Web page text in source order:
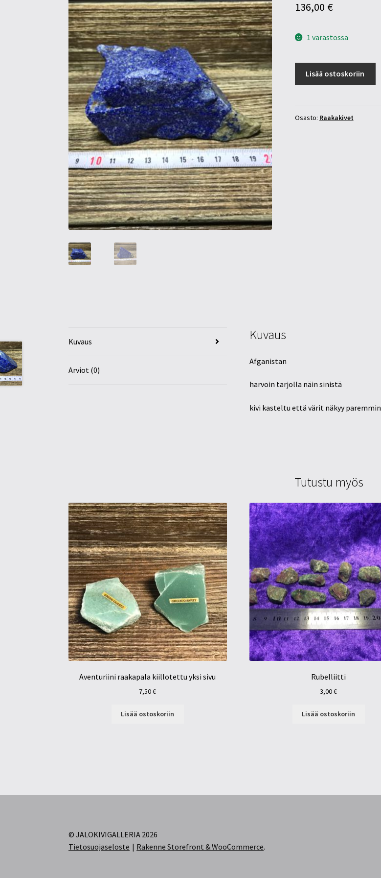
136,00 €
1 varastossa
määrä
Lisää ostoskoriin
Osasto: Raakakivet
Kuvaus
Arviot (0)
Kuvaus
Afganistan
harvoin tarjolla näin sinistä
kivi kasteltu että värit näkyy paremmin
Tutustu myös
Aventuriini raakapala kiillotettu yksi sivu
7,50€
Lisää ostoskoriin
Rubelliitti
3,00€
Lisää ostoskoriin
© JALOKIVIGALLERIA 2026
Tietosuojaseloste
Rakenne Storefront & WooCommerce.